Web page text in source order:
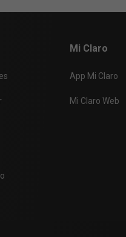
Mi Claro
App Mi Claro
Mi Claro Web